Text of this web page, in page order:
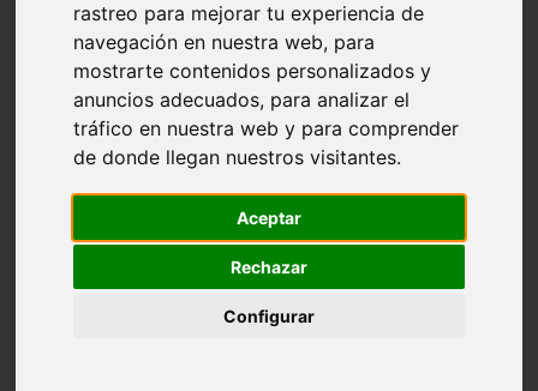
rastreo para mejorar tu experiencia de
navegación en nuestra web, para
mostrarte contenidos personalizados y
anuncios adecuados, para analizar el
tráfico en nuestra web y para comprender
de donde llegan nuestros visitantes.
Aceptar
Rechazar
Configurar
Huesca - isábena
Huesca - alquézar
Huesca - castejón-de-sos
Sevilla - marinaleda
Córdoba - almedinilla
Navarra - zangoza
Cantabria - arenas-de-iguña
Barcelona - la-pobla-de-lillet
Las-palmas - yaiza
Valladolid - fuensaldaña